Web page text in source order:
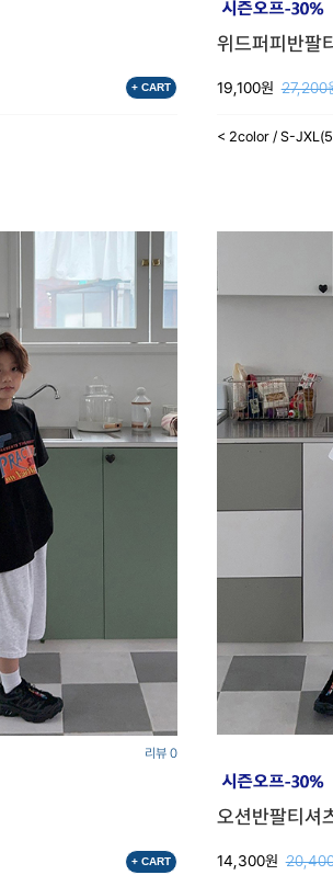
+ CART
위드퍼피반팔
19,100원 27,200
< 2color / S-
리뷰 0
+ CART
오션반팔티셔
14,300원